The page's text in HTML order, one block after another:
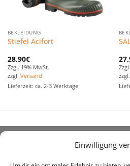
Einwilligung
BEKLEIDUNG
Stiefel Acifort
28,90€
Zzgl. 19% MwSt.
zzgl. Versand
Lieferzeit: ca. 2-3 Werktage
zzgl.